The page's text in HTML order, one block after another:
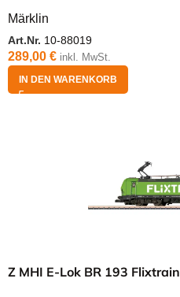
Märklin
Art.Nr. 10-88019
289,00 € inkl. MwSt.
IN DEN WARENKORB
Z MHI E-Lok BR 193 Flixtrain